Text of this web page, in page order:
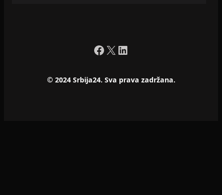
Facebook
X LinkedIn
© 2024 Srbija24. Sva prava zadržana.